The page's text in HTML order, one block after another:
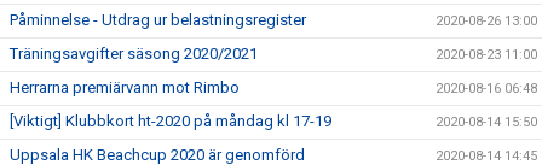
Påminnelse - Utdrag ur belastningsregister 2020-08-26 13:00
Träningsavgifter säsong 2020/2021 2020-08-23 11:00
Herrarna premiärvann mot Rimbo 2020-08-16 06:48
[Viktigt] Klubbkort ht-2020 på måndag kl 17-19 2020-08-14 15:50
Uppsala HK Beachcup 2020 är genomförd 2020-08-14 14:45